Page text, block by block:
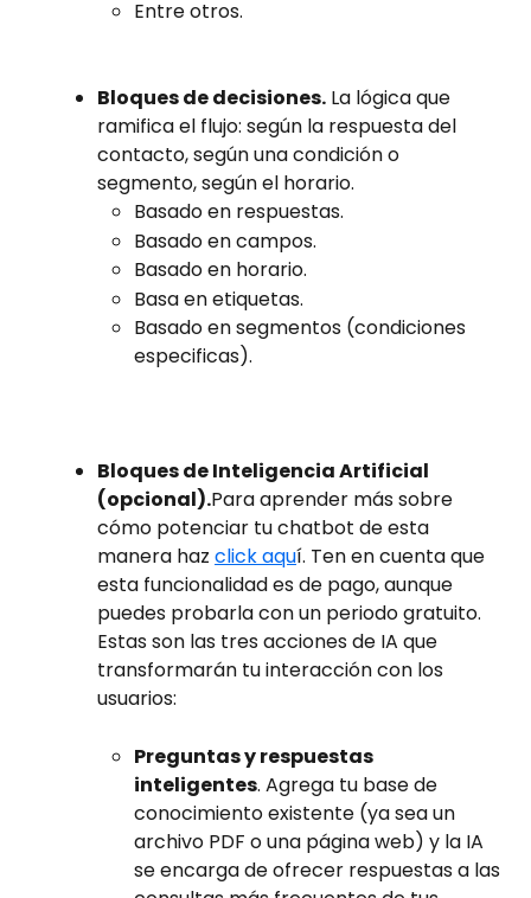
Entre otros.
Bloques de decisiones. La lógica que
ramifica el flujo: según la respuesta del
contacto, según una condición o
segmento, según el horario.
Basado en respuestas.
Basado en campos.
Basado en horario.
Basa en etiquetas.
Basado en segmentos (condiciones
especificas).
Bloques de Inteligencia Artificial
(opcional).Para aprender más sobre
cómo potenciar tu chatbot de esta
manera haz click aquí. Ten en cuenta que
esta funcionalidad es de pago, aunque
puedes probarla con un periodo gratuito.
Estas son las tres acciones de IA que
transformarán tu interacción con los
usuarios:
Preguntas y respuestas
inteligentes. Agrega tu base de
conocimiento existente (ya sea un
archivo PDF o una página web) y la IA
se encarga de ofrecer respuestas a las